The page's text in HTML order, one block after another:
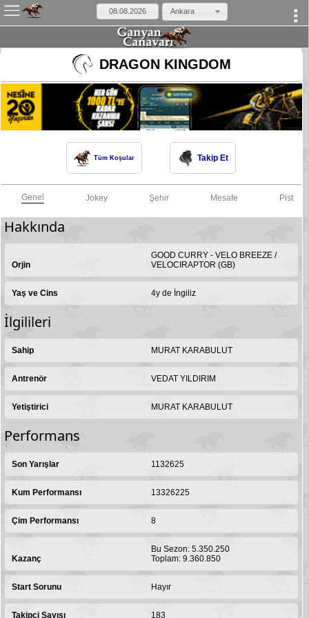
Ankara
DRAGON KINGDOM
Tüm Koşular Takip Et
Genel Jokey Şehir Mesafe Pist
Hakkında
Orjin
GOOD CURRY - VELO BREEZE /
VELOCIRAPTOR (GB)
Yaş ve Cins 4y de İngiliz
İlgilileri
Sahip MURAT KARABULUT
Antrenör VEDAT YILDIRIM
Yetiştirici MURAT KARABULUT
Performans
Son Yarışlar 1132625
Kum Performansı 13326225
Çim Performansı 8
Kazanç
Bu Sezon: 5.350.250
Toplam: 9.360.850
Start Sorunu Hayır
Takipçi Sayısı 183
×